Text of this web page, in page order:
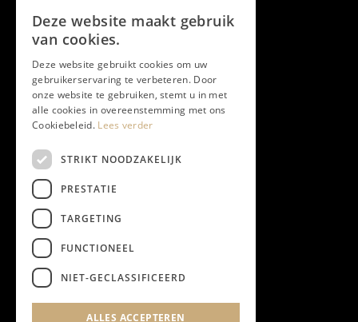
Facebook
Twitter
Instagram
YouTube
NIEUWSBRIEF
Deze website maakt gebruik
van cookies.
Deze website gebruikt cookies om uw
gebruikerservaring te verbeteren. Door
onze website te gebruiken, stemt u in met
alle cookies in overeenstemming met ons
Cookiebeleid. Lees verder
STRIKT NOODZAKELIJK
PRESTATIE
TARGETING
FUNCTIONEEL
NIET-GECLASSIFICEERD
ALLES ACCEPTEREN